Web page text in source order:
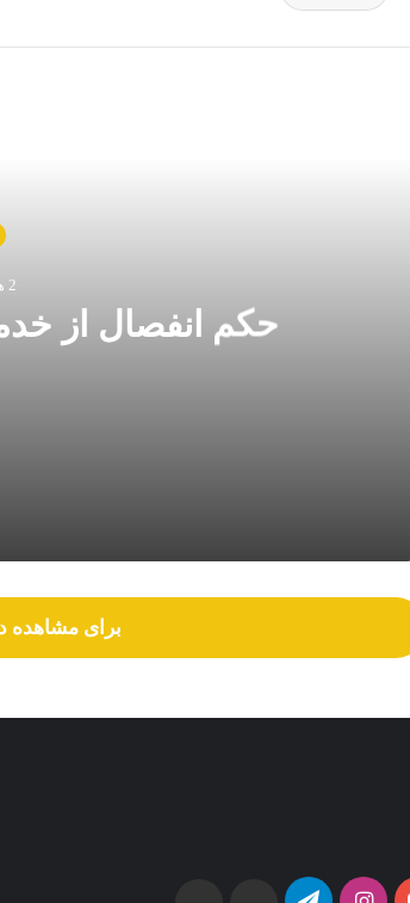
2 هفته پیش
حکم انفصال از
اقتدار مهندسی ایرانی در پارس جنوبی ،پترو
2 هفته پیش
برای مشاهده